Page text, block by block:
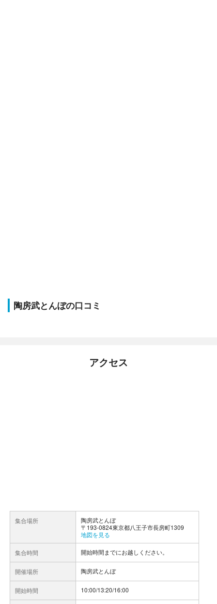
陶房武とんぼの口コミ
アクセス
集合場所
陶房武とんぼ
〒193-0824東京都八王子市長房町1309
地図を見る
集合時間 開始時間までにお越しください。
開催場所 陶房武とんぼ
開始時間 10:00/13:20/16:00